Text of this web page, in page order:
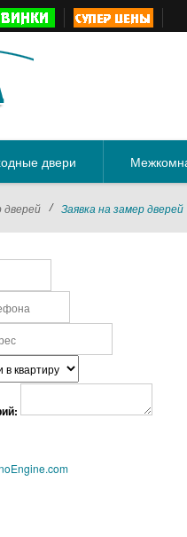
двери
дверей / Заявка на замер дверей